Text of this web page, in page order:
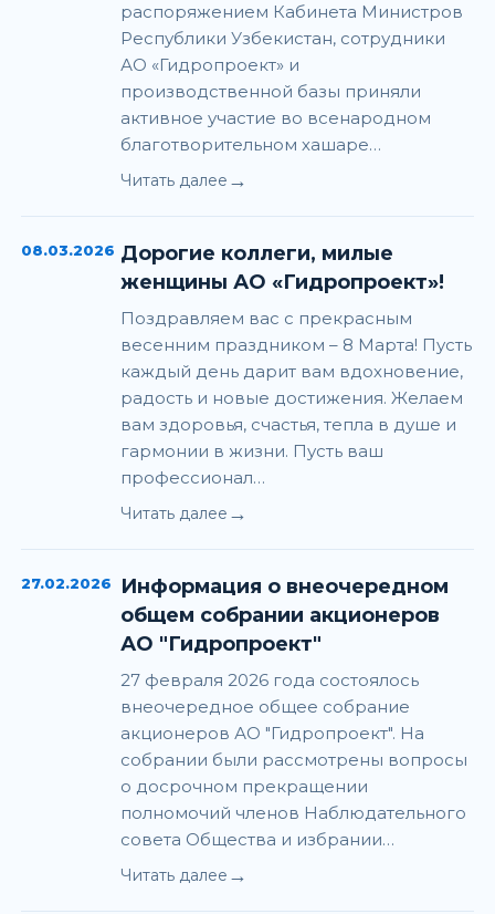
распоряжением Кабинета Министров
Республики Узбекистан, сотрудники
АО «Гидропроект» и
производственной базы приняли
активное участие во всенародном
благотворительном хашаре…
Читать далее →
08.03.2026 Дорогие коллеги, милые
женщины АО «Гидропроект»!
Поздравляем вас с прекрасным
весенним праздником – 8 Марта! Пусть
каждый день дарит вам вдохновение,
радость и новые достижения. Желаем
вам здоровья, счастья, тепла в душе и
гармонии в жизни. Пусть ваш
профессионал…
Читать далее →
27.02.2026
Информация о внеочередном
общем собрании акционеров
АО "Гидропроект"
27 февраля 2026 года состоялось
внеочередное общее собрание
акционеров АО "Гидропроект". На
собрании были рассмотрены вопросы
о досрочном прекращении
полномочий членов Наблюдательного
совета Общества и избрании…
Читать далее →